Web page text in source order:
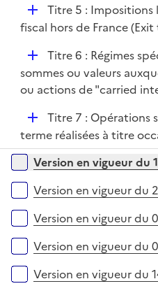
l
r
D
é
i
e
Titre 5 :
fiscal hors de France (Exit
D
é
p
e
r
Titre 6 : Régimes
sommes ou valeurs
ou actions de "carried
D
é
p
l
i
e
r
Titre 7 : Opérations
terme réalisées à titre
Versions sur la période
Version en vigueur du
Version en vigueur du
Version en vigueur du
Version en vigueur du
Version en vigueur du